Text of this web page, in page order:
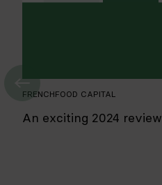
FRENCHFOOD CAPITAL
An exciting 2024 review